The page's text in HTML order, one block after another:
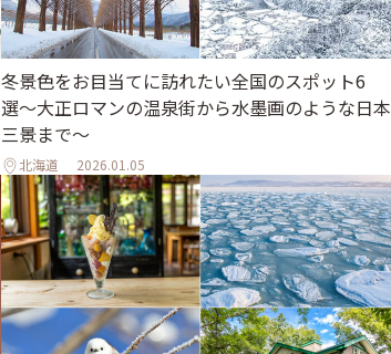
冬景色をお目当てに訪れたい全国のスポット6
選〜大正ロマンの温泉街から水墨画のような日本
三景まで〜
北海道 2026.01.05